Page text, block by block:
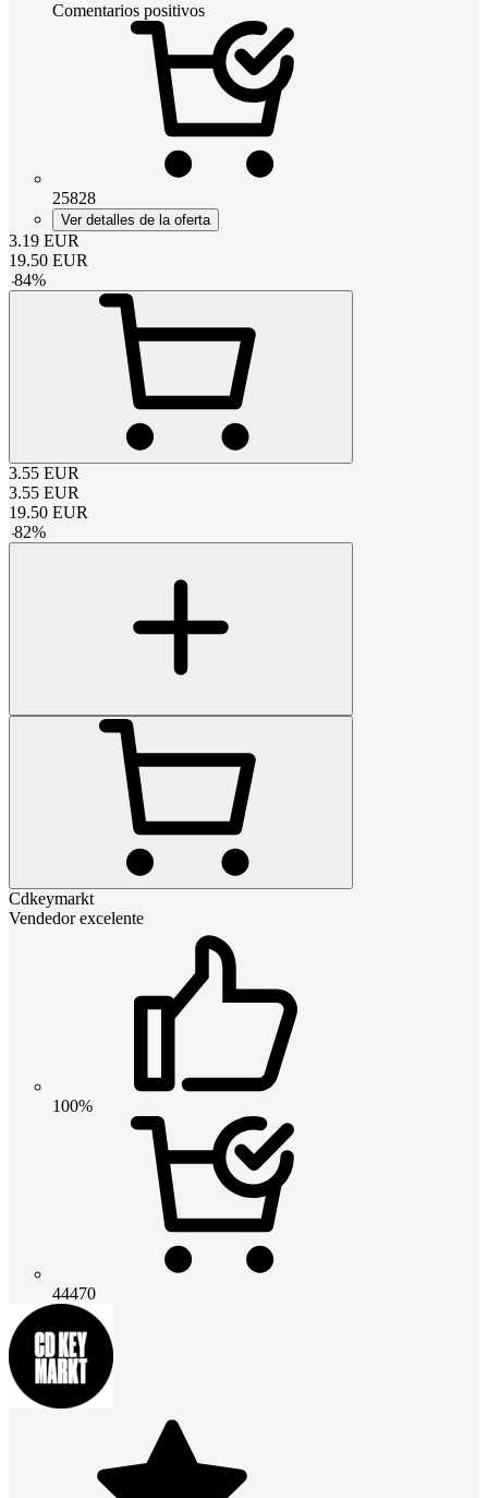
Comentarios positivos
25828
Ver detalles de la oferta
3.19 EUR
19.50 EUR
-84%
3.55 EUR
3.55 EUR
19.50 EUR
-82%
Cdkeymarkt
Vendedor excelente
100%
44470